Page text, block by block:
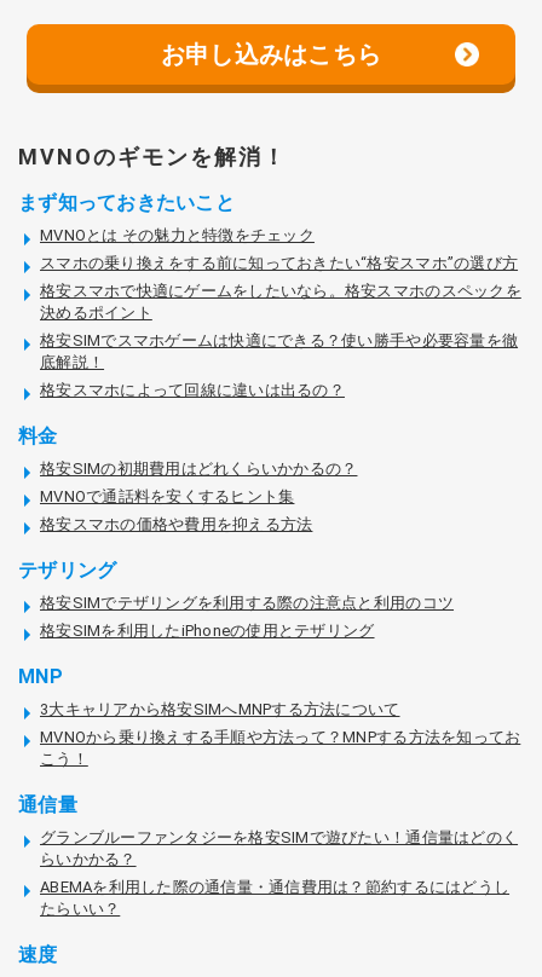
お申し込みはこちら
MVNOのギモンを解消！
まず知っておきたいこと
MVNOとは その魅力と特徴をチェック
スマホの乗り換えをする前に知っておきたい“格安スマホ”の選び方
格安スマホで快適にゲームをしたいなら。格安スマホのスペックを
決めるポイント
格安SIMでスマホゲームは快適にできる？使い勝手や必要容量を徹
底解説！
格安スマホによって回線に違いは出るの？
料金
格安SIMの初期費用はどれくらいかかるの？
MVNOで通話料を安くするヒント集
格安スマホの価格や費用を抑える方法
テザリング
格安SIMでテザリングを利用する際の注意点と利用のコツ
格安SIMを利用したiPhoneの使用とテザリング
MNP
3大キャリアから格安SIMへMNPする方法について
MVNOから乗り換えする手順や方法って？MNPする方法を知ってお
こう！
通信量
グランブルーファンタジーを格安SIMで遊びたい！通信量はどのく
らいかかる？
ABEMAを利用した際の通信量・通信費用は？節約するにはどうし
たらいい？
速度